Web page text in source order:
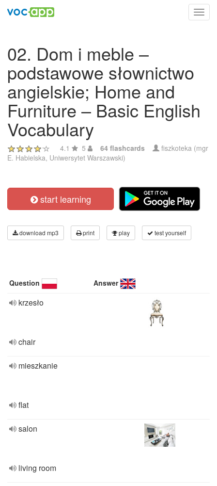
02. Dom i meble –
podstawowe słownictwo
angielskie; Home and
Furniture – Basic English
Vocabulary
4.1 5 64 flashcards
fiszkoteka (mgr
E. Habielska, Uniwersytet Warszawski)
start learning
download mp3 print play test yourself
Question Answer
krzesło
chair
mieszkanie
flat
salon
living room